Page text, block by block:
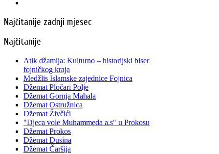
Najčitanije zadnji mjesec
Najčitanije
Atik džamija: Kulturno – historijski biser
fojničkog kraja
Medžlis Islamske zajednice Fojnica
Džemat Pločari Polje
Džemat Gornja Mahala
Džemat Ostružnica
Džemat Živčići
"Djeca vole Muhammeda a.s" u Prokosu
Džemat Prokos
Džemat Dusina
Džemat Čaršija